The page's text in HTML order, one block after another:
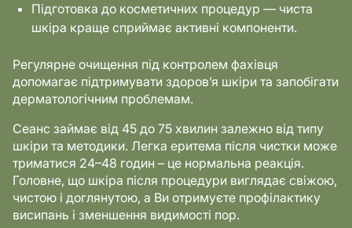
Підготовка до косметичних процедур — чиста
шкіра краще сприймає активні компоненти.
Регулярне очищення під контролем фахівця
допомагає підтримувати здоров’я шкіри та запобігати
дерматологічним проблемам.
Сеанс займає від 45 до 75 хвилин залежно від типу
шкіри та методики. Легка еритема після чистки може
триматися 24–48 годин – це нормальна реакція.
Головне, що шкіра після процедури виглядає свіжою,
чистою і доглянутою, а Ви отримуєте профілактику
висипань і зменшення видимості пор.